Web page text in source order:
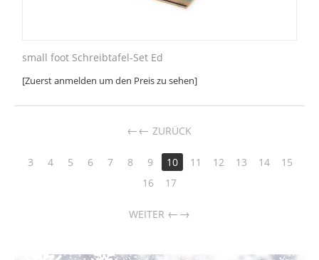
small foot Schreibtafel-Set Ed
[Zuerst anmelden um den Preis zu sehen]
← ZURÜCK
3 4 5 6 7 8 9 10 11 12 13 14
15
16
17
WEITER →